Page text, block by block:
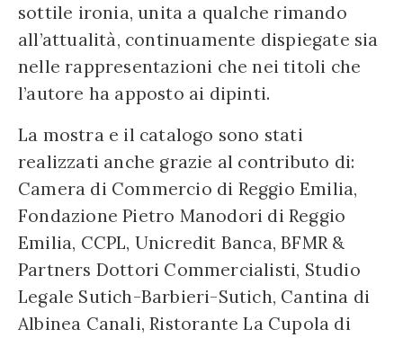
sottile ironia, unita a qualche rimando
all’attualità, continuamente dispiegate sia
nelle rappresentazioni che nei titoli che
l’autore ha apposto ai dipinti.
La mostra e il catalogo sono stati
realizzati anche grazie al contributo di:
Camera di Commercio di Reggio Emilia,
Fondazione Pietro Manodori di Reggio
Emilia, CCPL, Unicredit Banca, BFMR &
Partners Dottori Commercialisti, Studio
Legale Sutich-Barbieri-Sutich, Cantina di
Albinea Canali, Ristorante La Cupola di